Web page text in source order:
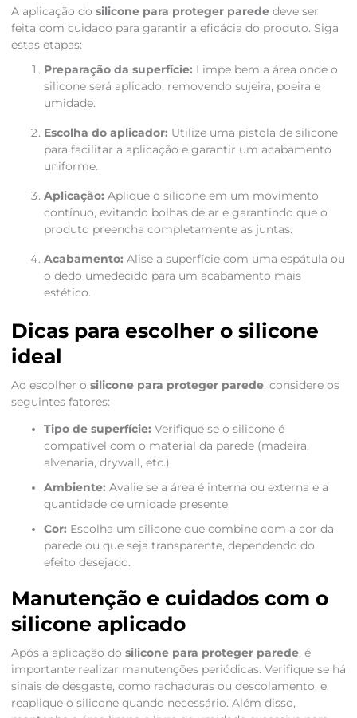
A aplicação do silicone para proteger parededeve ser
feita com cuidado para garantir a eficácia do produto. Siga
estas etapas:
Preparação da superfície: Limpe bem a área onde o
silicone será aplicado, removendo sujeira, poeira e
umidade.
Escolha do aplicador: Utilize uma pistola de silicone
para facilitar a aplicação e garantir um acabamento
uniforme.
Aplicação: Aplique o silicone em um movimento
contínuo, evitando bolhas de ar e garantindo que o
produto preencha completamente as juntas.
Acabamento: Alise a superfície com uma espátula ou
o dedo umedecido para um acabamento mais
estético.
Dicas para escolher o silicone
ideal
Ao escolher o silicone para proteger parede, considere os
seguintes fatores:
Tipo de superfície: Verifique se o silicone é
compatível com o material da parede (madeira,
alvenaria, drywall, etc.).
Ambiente: Avalie se a área é interna ou externa e a
quantidade de umidade presente.
Cor: Escolha um silicone que combine com a cor da
parede ou que seja transparente, dependendo do
efeito desejado.
Manutenção e cuidados com o
silicone aplicado
Após a aplicação do silicone para proteger parede, é
importante realizar manutenções periódicas. Verifique se há
sinais de desgaste, como rachaduras ou descolamento, e
reaplique o silicone quando necessário. Além disso,